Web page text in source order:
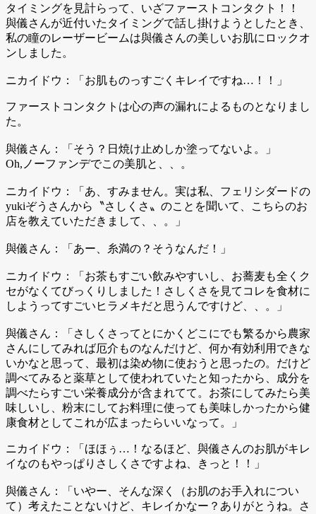
タイミングを見計らって、いざファーストコンタクト！！
與儀さんが近付いたタイミングで話し掛けようとしたとき、
私の瞳のレーザービームは與儀さんの美しいお肌にロックオ
ンしました。
ニカイドウ：「お肌ものっすごくキレイですね…！！」
ファーストコンタクトは心の声の漏れによるものとなりまし
た。
與儀さん：「そう？日焼け止めしか塗ってないよ。」
Oh,ノーファンデでこの美肌と、、。
ニカイドウ：「あ、すみません。実は私、フェリシダードの
yukiぞうさんから〝さしくさ〟のことを聞いて、こちらのお
店を教えていただきまして、、。」
與儀さん：「あー、糸満の？そうなんだ！」
ニカイドウ：「お茶もすごい飲みやすいし、お蕎麦も全くク
セがなくてびっくりしました！さしくさを見てコレを食材に
しようってすごいヒラメキだと思うんですけど、、。」
與儀さん：「さしくさってとにかくどこにでも繁るから農家
さんにしてみれば厄介ものなんだけど、何か有効利用できな
いかなと思って、最初は染め物に使おうと思ったの。だけど
調べてみると薬草として使われていたと知ったから、成分を
調べたらすごい栄養成分が含まれてて。お茶にしてみたら美
味しいし、粉末にしてお料理に使っても美味しかったから健
康食材としてこれが広まったらいいなって。」
ニカイドウ：「ほほぅ…！なるほど、與儀さんのお肌がキレ
イなのもやっぱりさしくさですよね、きっと！！」
與儀さん：「いやー、そんな深く（お肌のお手入れについ
て）考えたことないけど、キレイかなー？ありがとうね。さ